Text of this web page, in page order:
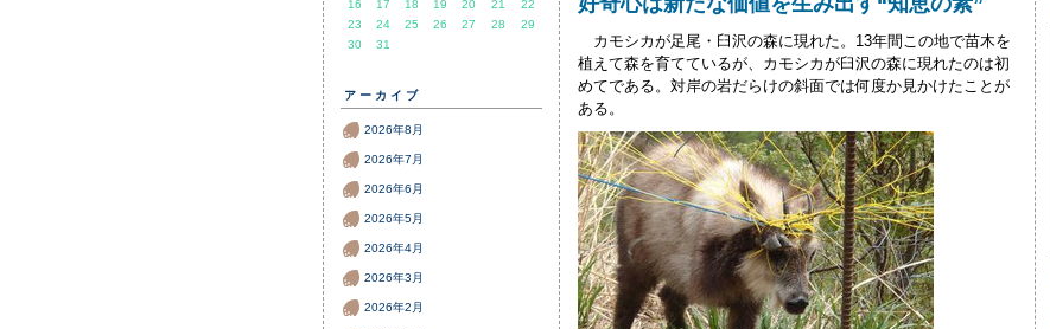
16
17 18 19 20 21
22
23
24 25 26 27 28
29
30
31
アーカイブ
2026年8月
2026年7月
2026年6月
2026年5月
2026年4月
2026年3月
2026年2月
カモシカが足尾・臼沢の森に現れた。13年間この地で苗木を
植えて森を育てているが、カモシカが臼沢の森に現れたのは初
めてである。対岸の岩だらけの斜面では何度か見かけたことが
ある。